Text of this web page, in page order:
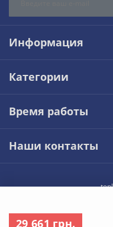
29 661 грн.
Информация
Категории
Время работы
Наши контакты